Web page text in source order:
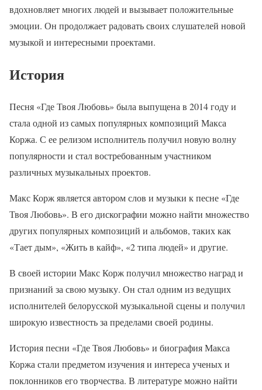
вдохновляет многих людей и вызывает положительные
эмоции. Он продолжает радовать своих слушателей новой
музыкой и интересными проектами.
История
Песня «Где Твоя Любовь» была выпущена в 2014 году и
стала одной из самых популярных композиций Макса
Коржа. С ее релизом исполнитель получил новую волну
популярности и стал востребованным участником
различных музыкальных проектов.
Макс Корж является автором слов и музыки к песне «Где
Твоя Любовь». В его дискографии можно найти множество
других популярных композиций и альбомов, таких как
«Тает дым», «Жить в кайф», «2 типа людей» и другие.
В своей истории Макс Корж получил множество наград и
признаний за свою музыку. Он стал одним из ведущих
исполнителей белорусской музыкальной сцены и получил
широкую известность за пределами своей родины.
История песни «Где Твоя Любовь» и биография Макса
Коржа стали предметом изучения и интереса ученых и
поклонников его творчества. В литературе можно найти